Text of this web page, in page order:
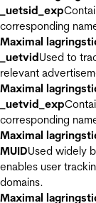
_uetsid_exp
corresponding
Maximal
_uetvidUsed to
relevant
Maximal
_uetvid_exp
corresponding
Maximal
MUIDUsed widely
enables user
domains.
Maximal